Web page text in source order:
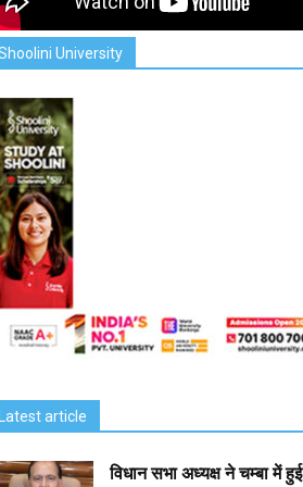
University
article
विधान सभा अध्यक्ष ने चम्बा में हुई